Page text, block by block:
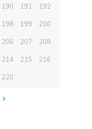
190 191 192
198 199 200
206 207 208
214 215 216
220